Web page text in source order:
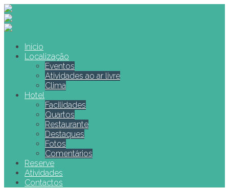
Início
Localização
Eventos
Atividades ao ar livre
Clima
Hotel
Facilidades
Quartos
Restaurante
Destaques
Fotos
Comentários
Reserve
Atividades
Contactos